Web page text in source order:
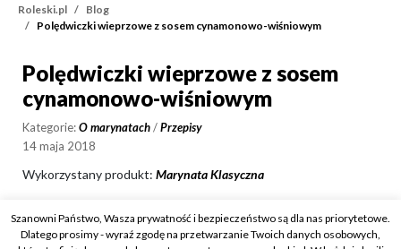
Roleski.pl
Blog
Polędwiczki wieprzowe z sosem cynamonowo-wiśniowym
Polędwiczki wieprzowe
Polędwiczki wieprzowe z sosem
cynamonowo-wiśniowym
Kategorie:O marynatach/Przepisy
14 maja 2018
Wykorzystany produkt: Marynata Klasyczna
Szanowni Państwo, Wasza prywatność i bezpieczeństwo są dla nas priorytetowe.
Dlatego prosimy - wyraź zgodę na przetwarzanie Twoich danych osobowych,